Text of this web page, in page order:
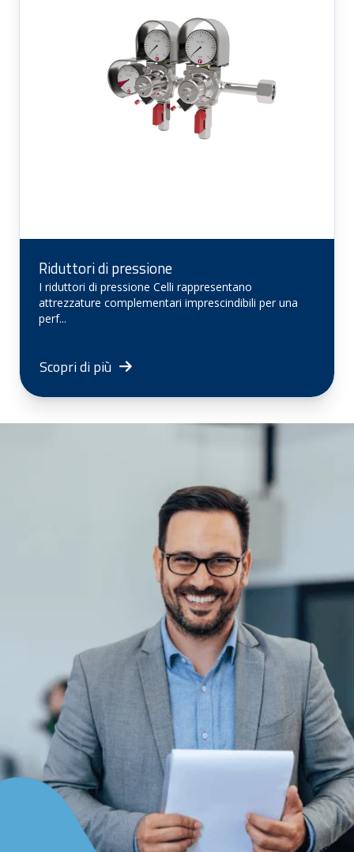
Riduttori di pressione
I riduttori di pressione Celli rappresentano
attrezzature complementari imprescindibili per una
perf...
Scopri di più